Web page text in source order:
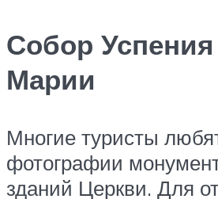
Собор
Марии
Многие туристы
фотографии
зданий Церкви. Для